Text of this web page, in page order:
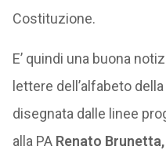
Costituzione.
E’ quindi una buona
lettere dell’alfabeto
disegnata dalle linee
alla PA Renato